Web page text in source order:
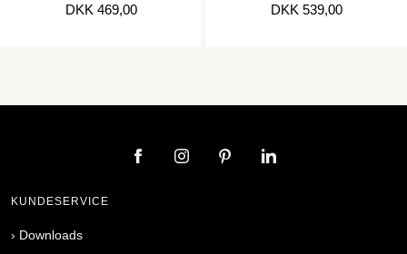
DKK 469,00 DKK 539,00
KUNDESERVICE
› Downloads